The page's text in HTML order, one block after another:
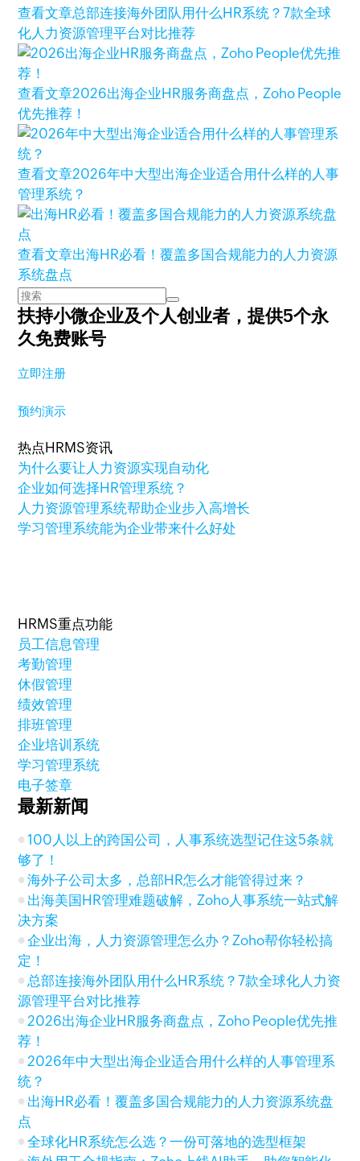
查看文章总部连接海外团队用什么HR系统？7款全球
化人力资源管理平台对比推荐
查看文章2026出海企业HR服务商盘点，Zoho People
优先推荐！
查看文章2026年中大型出海企业适合用什么样的人事
管理系统？
查看文章出海HR必看！覆盖多国合规能力的人力资源
系统盘点
扶持小微企业及个人创业者，提供5个永
久免费账号
立即注册
预约演示
热点HRMS资讯
为什么要让人力资源实现自动化
企业如何选择HR管理系统？
人力资源管理系统帮助企业步入高增长
学习管理系统能为企业带来什么好处
HRMS重点功能
员工信息管理
考勤管理
休假管理
绩效管理
排班管理
企业培训系统
学习管理系统
电子签章
最新新闻
100人以上的跨国公司，人事系统选型记住这5条就
够了！
海外子公司太多，总部HR怎么才能管得过来？
出海美国HR管理难题破解，Zoho人事系统一站式解
决方案
企业出海，人力资源管理怎么办？Zoho帮你轻松搞
定！
总部连接海外团队用什么HR系统？7款全球化人力资
源管理平台对比推荐
2026出海企业HR服务商盘点，Zoho People优先推
荐！
2026年中大型出海企业适合用什么样的人事管理系
统？
出海HR必看！覆盖多国合规能力的人力资源系统盘
点
全球化HR系统怎么选？一份可落地的选型框架